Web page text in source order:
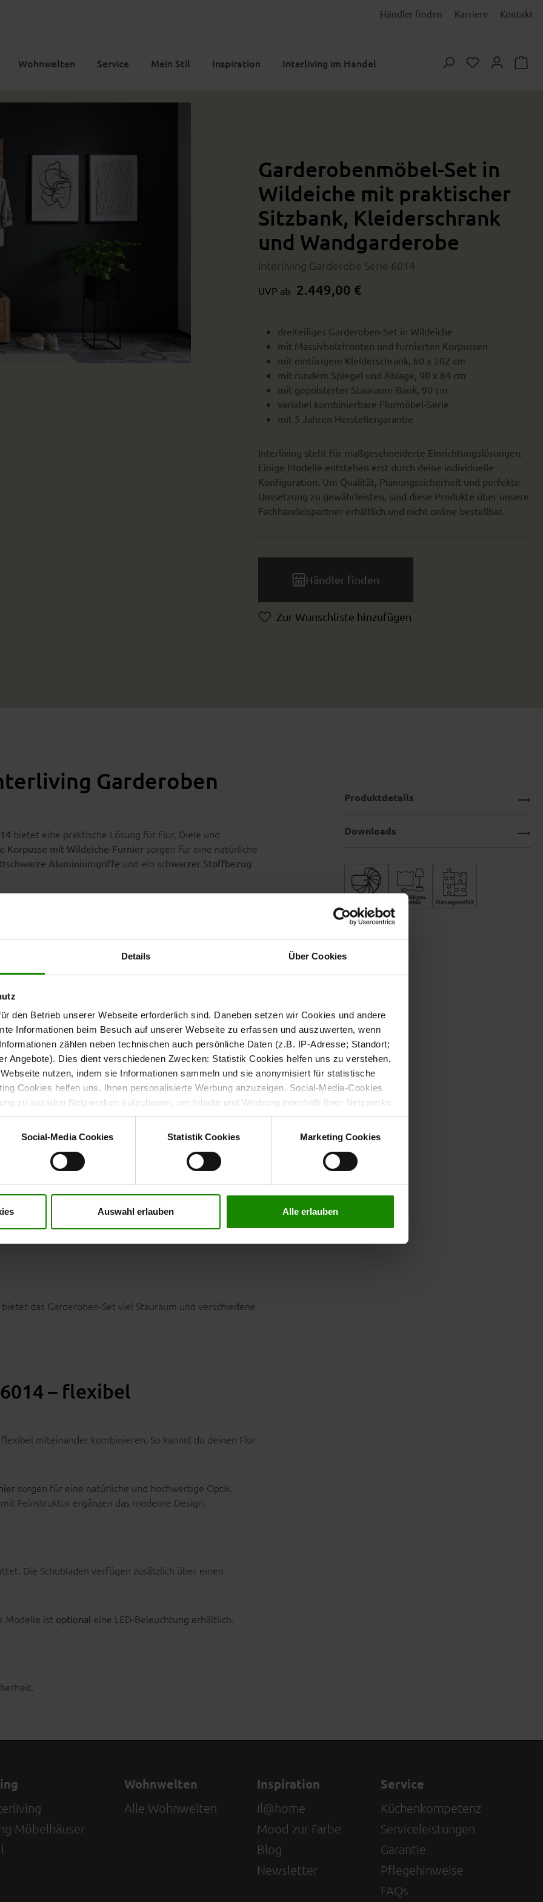
Details Über Cookies
den Betrieb unserer Webseite erforderlich sind. Daneben setzen wir Cookies und andere
Informationen beim Besuch auf unserer Webseite zu erfassen und auszuwerten, wenn
zählen neben technischen auch persönliche Daten (z.B. IP-Adresse; Standort;
Angebote). Dies dient verschiedenen Zwecken: Statistik Cookies helfen uns zu verstehen,
nutzen, indem sie Informationen sammeln und sie anonymisiert für statistische
Cookies helfen uns, Ihnen personalisierte Werbung anzuzeigen. Social-Media-Cookies
zu sozialen Netzwerken aufzubauen, um Inhalte und Werbung innerhalb Ihrer Netzwerke
welche Kategorien sie neben den notwendigen Cookies zulassen möchten.
Sie nur notwendige Cookies zulassen wollen, oder auf „ Einverstanden
“, wenn Sie mit
Wirkung für die Zukunft widerrufen. Für weitere Informationen lesen Sie bitte unsere
Social-Media Cookies Statistik Cookies Marketing Cookies
Auswahl erlauben Alle erlauben
Händler finden Karriere Kontakt
Wohnwelten Service Mein Stil Inspiration Interliving im Handel Du hast 0
Garderobenmöbel-Set in
Wildeiche mit praktischer
Sitzbank, Kleiderschrank
und Wandgarderobe
Interliving Garderobe Serie 6014
UVP ab 2.449,00 €
dreiteiliges Garderoben-Set in Wildeiche
mit Massivholzfronten und furnierten Korpussen
mit eintürigem Kleiderschrank, 60 x 202 cm
mit rundem Spiegel und Ablage, 90 x 84 cm
mit gepolsterter Stauraum-Bank, 90 cm
variabel kombinierbare Flurmöbel-Serie
mit 5 Jahren Herstellergarantie
Interliving steht für maßgeschneiderte Einrichtungslösungen.
Einige Modelle entstehen erst durch deine individuelle
Konfiguration. Um Qualität, Planungssicherheit und perfekte
Umsetzung zu gewährleisten, sind diese Produkte über unsere
Fachhandelspartner erhältlich und nicht online bestellbar.
Händler finden
Zur Wunschliste hinzufügen
Garderoben
bietet eine praktische Lösung für Flur, Diele und
Korpusse mit Wildeiche-Furnier sorgen für eine natürliche
Aluminiumgriffe und ein schwarzer Stoffbezug
Kleiderstange, einem festen Boden und vier
Alltagsgegenstände ordentlich aufbewahren. Die Tür
betragen ca. 60 x 202 x 39 cm (B/LxHxT).
und fünf Kleiderhaken. So hast du häufig
LxHxT).
in schwarzem Stoffbezug. Hinter den zwei
LxHxT).
das Garderoben-Set viel Stauraum und verschiedene
– flexibel
flexibel miteinander kombinieren. So kannst du deinen Flur
sorgen für eine natürliche und hochwertige Optik.
Feinstruktur ergänzen das moderne Design.
Die Schubladen verfügen zusätzlich über einen
Modelle ist optional eine LED-Beleuchtung erhältlich.
Produktdetails
Downloads
Möbelhäuser
Wohnwelten
Alle Wohnwelten
Inspiration
il@home
Mood zur Farbe
Blog
Newsletter
Service
Küchenkompetenz
Serviceleistungen
Garantie
Pflegehinweise
FAQs